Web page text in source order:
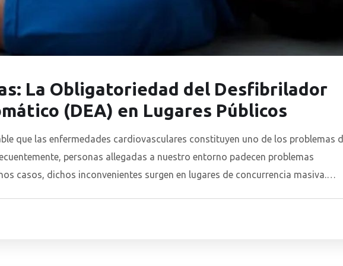
La Obligatoriedad del Desfibrilador
(DEA) en Lugares Públicos
que las enfermedades cardiovasculares constituyen uno de los problemas
personas allegadas a nuestro entorno padecen problemas
casos, dichos inconvenientes surgen en lugares de concurrencia masiva.